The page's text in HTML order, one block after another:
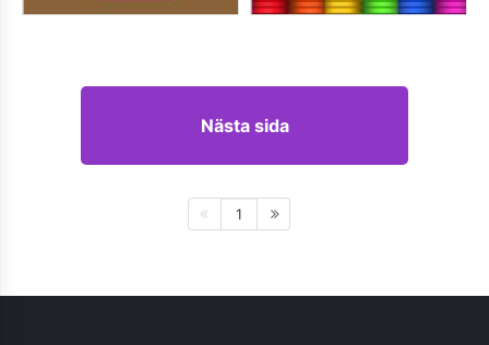
Nästa sida
1